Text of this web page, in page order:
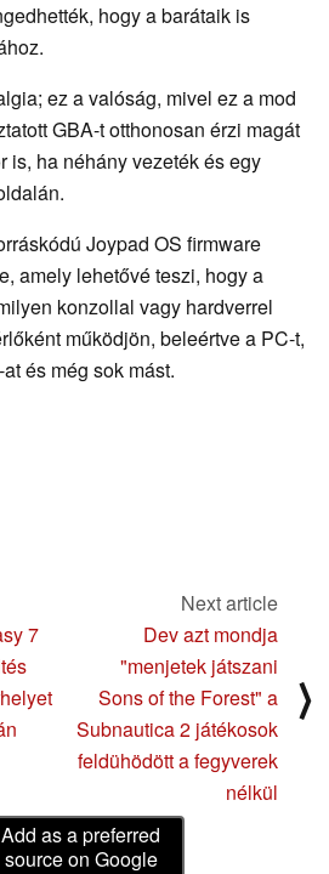
hogy a barátaik is
ez a valóság, mivel ez a mod
GBA-t otthonosan érzi magát
is, ha néhány vezeték és egy
Joypad OS firmware
amely lehetővé teszi, hogy a
konzollal vagy hardverrel
működjön, beleértve a PC-t,
és még sok mást.
7
Next article
Dev azt mondja
"menjetek játszani
Sons of the Forest" a
Subnautica 2 játékosok
feldühödött a fegyverek
nélkül
⟩
Add as a preferred
source on Google